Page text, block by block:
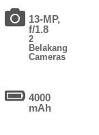
13-MP,
f/1.8
2
Belakang
Cameras
4000
mAh